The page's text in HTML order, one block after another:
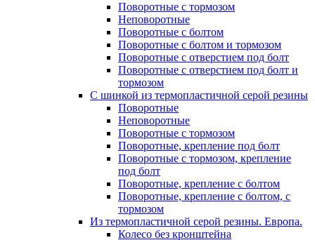
Поворотные с тормозом
Неповоротные
Поворотные с болтом
Поворотные с болтом и тормозом
Поворотные с отверстием под болт
Поворотные с отверстием под болт и
тормозом
C шинкой из термопластичной серой резины
Поворотные
Неповоротные
Поворотные с тормозом
Поворотные, крепление под болт
Поворотные с тормозом, крепление
под болт
Поворотные, крепление с болтом
Поворотные, крепление с болтом, с
тормозом
Из термопластичной серой резины. Европа.
Колесо без кронштейна